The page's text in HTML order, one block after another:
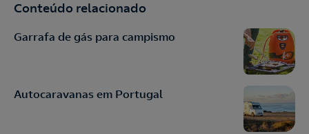
Conteúdo relacionado
Garrafa de gás para campismo
Autocaravanas em Portugal